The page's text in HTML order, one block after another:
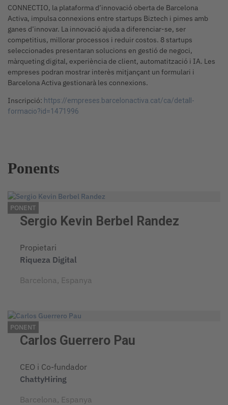
CONNECTIO, la plataforma d’innovació oberta de Barcelona
Activa, impulsa connexions entre startups Biztech i pimes amb
ganes d’innovar. La innovació ajuda a diferenciar-se, ser
competitius, millorar processos i reduir costos. 8 startups
seleccionades presentaran solucions en gestió de negoci,
màrqueting digital, experiència de client, automatització i IA. Les
empreses podran mostrar interès mitjançant un formulari i
Barcelona Activa gestionarà les connexions.
Inscripció: https://empreses. barcelonactiva.cat/ca/detall-
formacio?id=1471996
Ponents
PONENT
Sergio Kevin Berbel Randez
Propietari
Riqueza Digital
Barcelona, Espanya
PONENT
Carlos Guerrero Pau
CEO i Co-fundador
ChattyHiring
Barcelona, Espanya